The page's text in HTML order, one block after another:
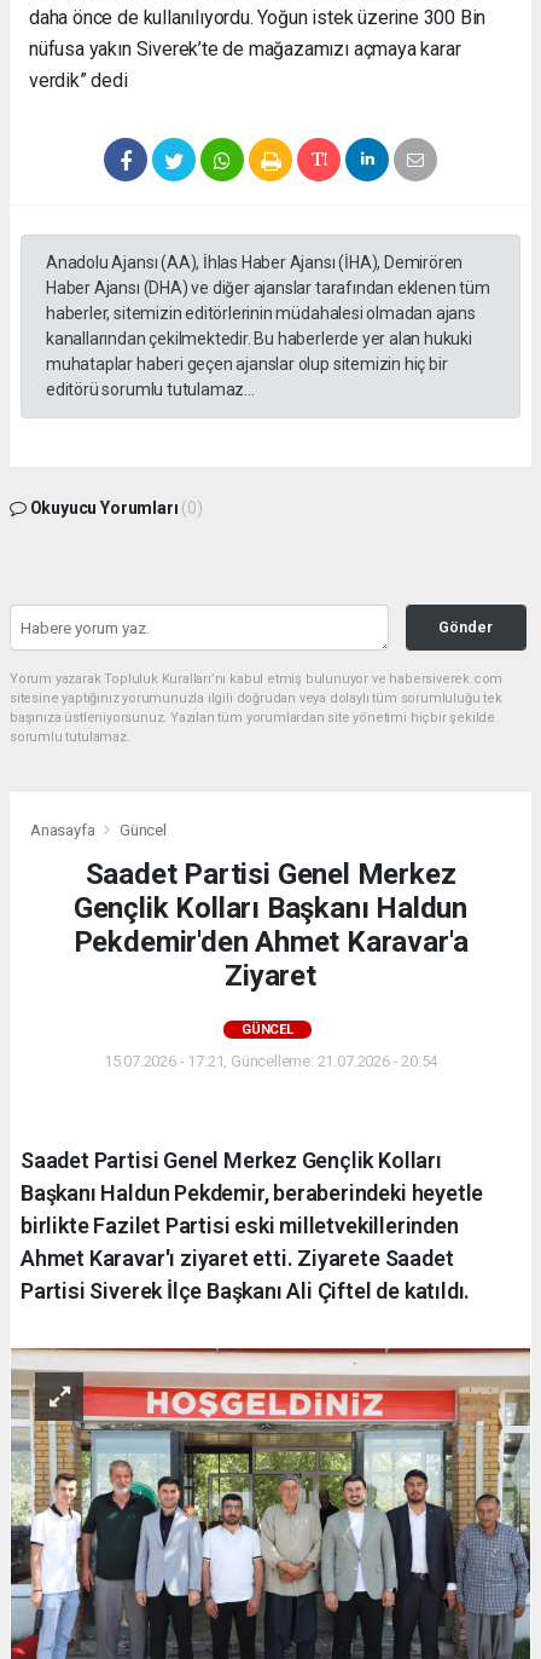
daha önce de kullanılıyordu. Yoğun istek üzerine 300 Bin
nüfusa yakın Siverek’te de mağazamızı açmaya karar
verdik” dedi
Anadolu Ajansı (AA), İhlas Haber Ajansı (İHA), Demirören
Haber Ajansı (DHA) ve diğer ajanslar tarafından eklenen tüm
haberler, sitemizin editörlerinin müdahalesi olmadan ajans
kanallarından çekilmektedir. Bu haberlerde yer alan hukuki
muhataplar haberi geçen ajanslar olup sitemizin hiç bir
editörü sorumlu tutulamaz...
Okuyucu Yorumları (0)
Gönder
Yorum yazarak Topluluk Kuralları’nı kabul etmiş bulunuyor ve habersiverek.com
sitesine yaptığınız yorumunuzla ilgili doğrudan veya dolaylı tüm sorumluluğu tek
başınıza üstleniyorsunuz. Yazılan tüm yorumlardan site yönetimi hiçbir şekilde
sorumlu tutulamaz.
Anasayfa Güncel
Saadet Partisi Genel Merkez
Gençlik Kolları Başkanı Haldun
Pekdemir'den Ahmet Karavar'a
Ziyaret
GÜNCEL
15.07.2026 - 17:21, Güncelleme: 21.07.2026 - 20:54
Saadet Partisi Genel Merkez Gençlik Kolları
Başkanı Haldun Pekdemir, beraberindeki heyetle
birlikte Fazilet Partisi eski milletvekillerinden
Ahmet Karavar'ı ziyaret etti. Ziyarete Saadet
Partisi Siverek İlçe Başkanı Ali Çiftel de katıldı.